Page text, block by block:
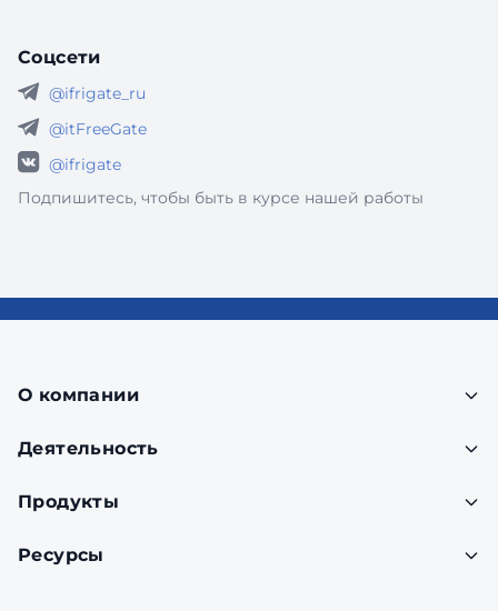
Соцсети
@ifrigate_ru
@itFreeGate
@ifrigate
Подпишитесь, чтобы быть в курсе нашей работы
О компании
Деятельность
Продукты
Ресурсы